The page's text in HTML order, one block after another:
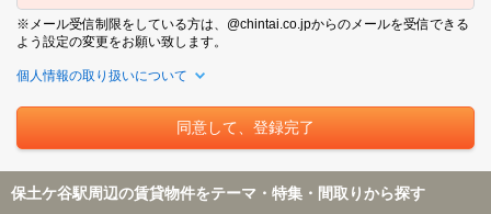
※メール受信制限をしている方は、@chintai.co.jpからのメールを受信できる
よう設定の変更をお願い致します。
個人情報の取り扱いについて
保土ケ谷駅周辺の賃貸物件をテーマ・特集・間取りから探す